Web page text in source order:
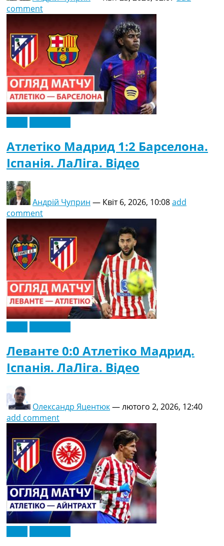
comment
Атлетіко Мадрид 1:2 Барселона.
Іспанія. ЛаЛіга. Відео
Андрій Чуприн — Квіт 6, 2026, 10:08add
comment
Леванте 0:0 Атлетіко Мадрид.
Іспанія. ЛаЛіга. Відео
Олександр Яцентюк—лютого 2, 2026, 12:40
add comment